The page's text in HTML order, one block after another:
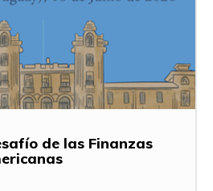
de las Finanzas